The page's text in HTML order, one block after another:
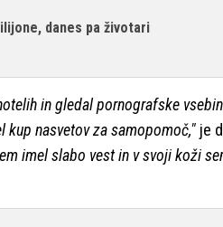
danes pa životari
in gledal pornografske
nasvetov za samopomoč," je
imel slabo vest in v svoji koži